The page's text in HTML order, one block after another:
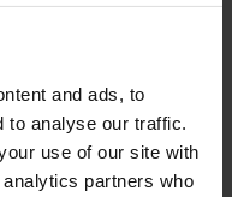
and ads, to
to analyse our traffic.
use of our site with
partners who
Fotpinnegummi 18mm
Universal 1par
126S-02-57-101